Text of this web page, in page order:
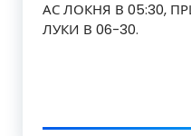
АС ЛОКНЯ В 05:30,
ЛУКИ В 06-30.